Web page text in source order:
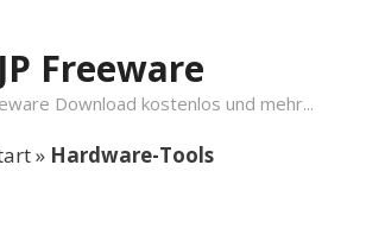
JP Freeware
Download kostenlos und mehr...
» Hardware-Tools